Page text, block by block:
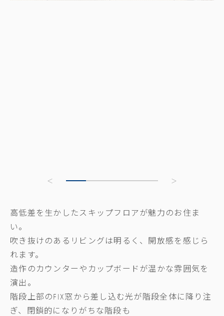
高低差を生かしたスキップフロアが魅力のお住ま
い。
吹き抜けのあるリビングは明るく、開放感を感じら
れます。
造作のカウンターやカップボードが温かな雰囲気を
演出。
階段上部のFIX窓から差し込む光が階段全体に降り注
ぎ、閉鎖的になりがちな階段も